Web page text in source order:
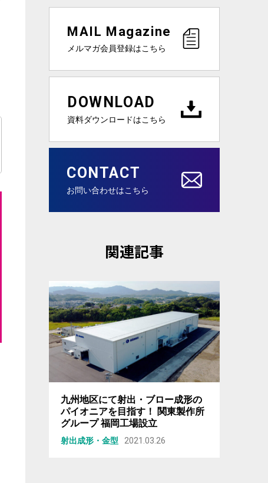
MAIL Magazine
メルマガ会員登録はこちら
DOWNLOAD
資料ダウンロードはこちら
CONTACT
お問い合わせはこちら
関連記事
九州地区にて射出・ブロー成形の
パイオニアを目指す！ 関東製作所
グループ 福岡工場設立
射出成形・金型 2021.03.26